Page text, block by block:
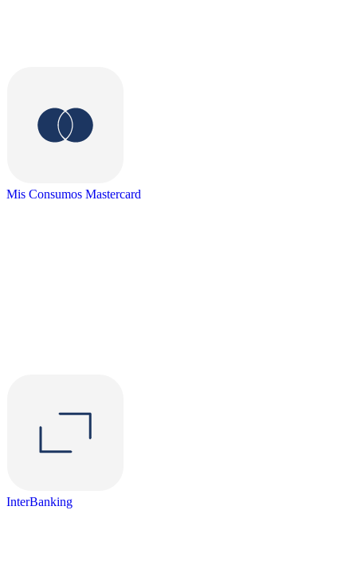
Mis Consumos Mastercard
InterBanking